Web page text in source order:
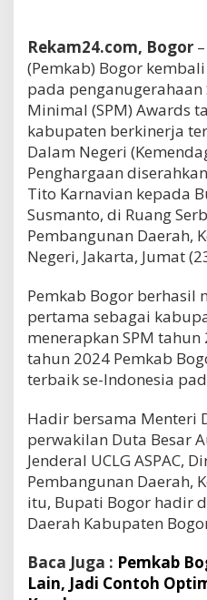
Rekam24.com, Bogor
(Pemkab) Bogor
pada penganugerahaan
Minimal (SPM) Awards
kabupaten berkinerja
Dalam Negeri
Penghargaan
Tito Karnavian kepada
Susmanto, di Ruang
Pembangunan Daerah,
Negeri, Jakarta, Jumat
Pemkab Bogor berhasil
pertama sebagai
menerapkan SPM
tahun 2024 Pemkab
terbaik se-Indonesia
Hadir bersama Menteri
perwakilan Duta Besar
Jenderal UCLG ASPAC,
Pembangunan Daerah,
itu, Bupati Bogor hadir
Daerah Kabupaten
Baca Juga : Pemkab
Lain, Jadi Contoh